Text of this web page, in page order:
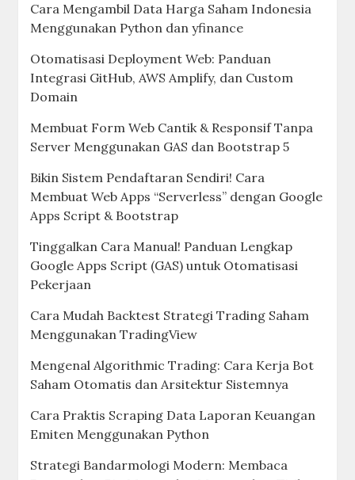
Cara Mengambil Data Harga Saham Indonesia
Menggunakan Python dan yfinance
Otomatisasi Deployment Web: Panduan
Integrasi GitHub, AWS Amplify, dan Custom
Domain
Membuat Form Web Cantik & Responsif Tanpa
Server Menggunakan GAS dan Bootstrap 5
Bikin Sistem Pendaftaran Sendiri! Cara
Membuat Web Apps “Serverless” dengan Google
Apps Script & Bootstrap
Tinggalkan Cara Manual! Panduan Lengkap
Google Apps Script (GAS) untuk Otomatisasi
Pekerjaan
Cara Mudah Backtest Strategi Trading Saham
Menggunakan TradingView
Mengenal Algorithmic Trading: Cara Kerja Bot
Saham Otomatis dan Arsitektur Sistemnya
Cara Praktis Scraping Data Laporan Keuangan
Emiten Menggunakan Python
Strategi Bandarmologi Modern: Membaca